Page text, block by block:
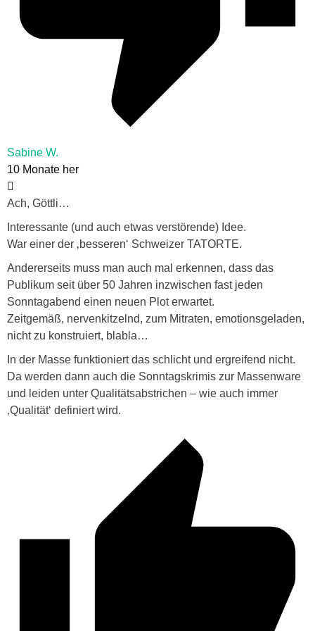
Sabine W.
10 Monate her
Ach, Göttli…
Interessante (und auch etwas verstörende) Idee.
War einer der ‚besseren‘ Schweizer TATORTE.
Andererseits muss man auch mal erkennen, dass das
Publikum seit über 50 Jahren inzwischen fast jeden
Sonntagabend einen neuen Plot erwartet.
Zeitgemäß, nervenkitzelnd, zum Mitraten, emotionsgeladen,
nicht zu konstruiert, blabla…
In der Masse funktioniert das schlicht und ergreifend nicht.
Da werden dann auch die Sonntagskrimis zur Massenware
und leiden unter Qualitätsabstrichen – wie auch immer
‚Qualität‘ definiert wird.